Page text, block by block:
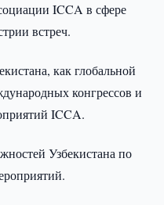
ICCA в сфере
встреч.
как глобальной
конгрессов и
ICCA.
Узбекистана по